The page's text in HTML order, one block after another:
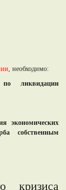
, необходимо:
ликвидации
экономических
собственным
кризиса